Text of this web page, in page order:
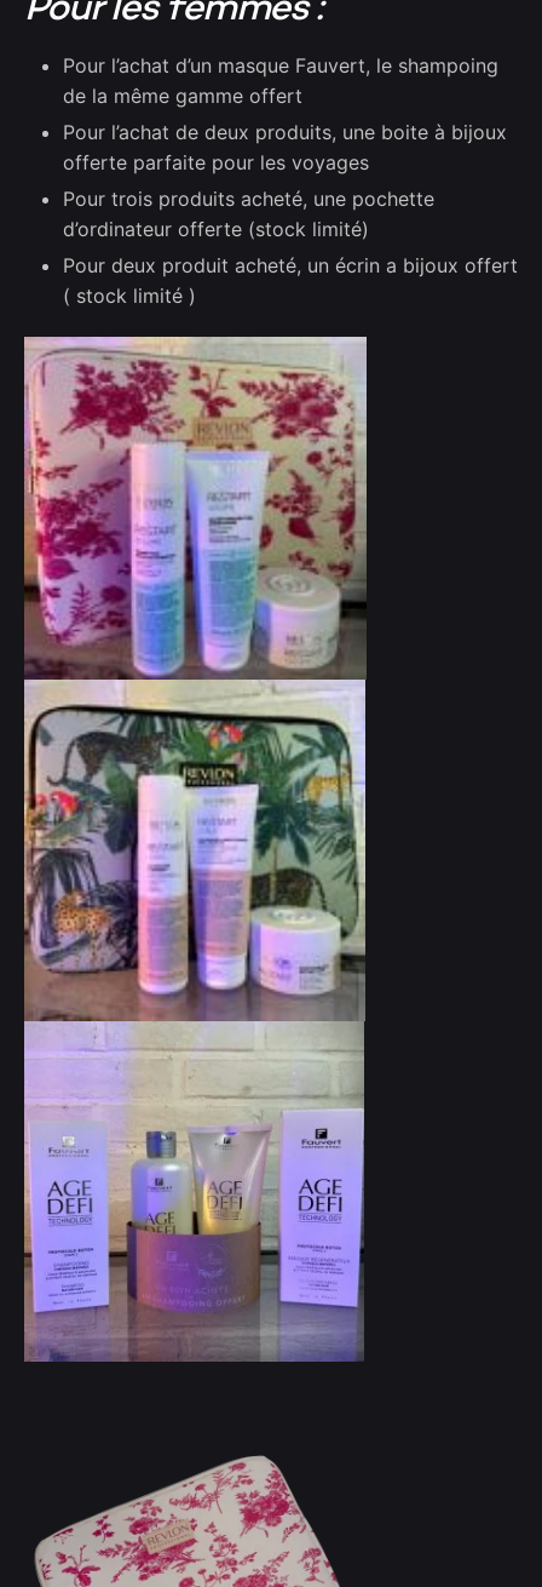
Pour les femmes :
Pour l’achat d’un masque Fauvert, le shampoing
de la même gamme offert
Pour l’achat de deux produits, une boite à bijoux
offerte parfaite pour les voyages
Pour trois produits acheté, une pochette
d’ordinateur offerte (stock limité)
Pour deux produit acheté, un écrin a bijoux offert
( stock limité )